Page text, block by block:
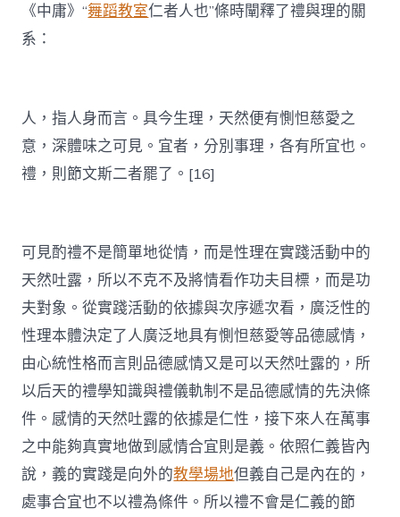
《中庸》“舞蹈教室仁者人也”條時闡釋了禮與理的關
系：
人，指人身而言。具今生理，天然便有惻怛慈愛之
意，深體味之可見。宜者，分別事理，各有所宜也。
禮，則節文斯二者罷了。[16]
可見酌禮不是簡單地從情，而是性理在實踐活動中的
天然吐露，所以不克不及將情看作功夫目標，而是功
夫對象。從實踐活動的依據與次序遞次看，廣泛性的
性理本體決定了人廣泛地具有惻怛慈愛等品德感情，
由心統性格而言則品德感情又是可以天然吐露的，所
以后天的禮學知識與禮儀軌制不是品德感情的先決條
件。感情的天然吐露的依據是仁性，接下來人在萬事
之中能夠真實地做到感情合宜則是義。依照仁義皆內
說，義的實踐是向外的教學場地但義自己是內在的，
處事合宜也不以禮為條件。所以禮不會是仁義的節